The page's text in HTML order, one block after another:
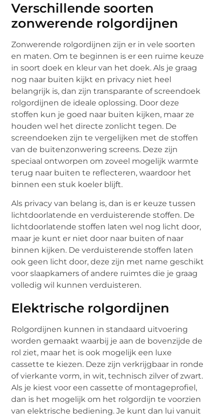
Verschillende soorten
zonwerende rolgordijnen
Zonwerende rolgordijnen zijn er in vele soorten
en maten. Om te beginnen is er een ruime keuze
in soort doek en kleur van het doek. Als je graag
nog naar buiten kijkt en privacy niet heel
belangrijk is, dan zijn transparante of screendoek
rolgordijnen de ideale oplossing. Door deze
stoffen kun je goed naar buiten kijken, maar ze
houden wel het directe zonlicht tegen. De
screendoeken zijn te vergelijken met de stoffen
van de buitenzonwering screens. Deze zijn
speciaal ontworpen om zoveel mogelijk warmte
terug naar buiten te reflecteren, waardoor het
binnen een stuk koeler blijft.
Als privacy van belang is, dan is er keuze tussen
lichtdoorlatende en verduisterende stoffen. De
lichtdoorlatende stoffen laten wel nog licht door,
maar je kunt er niet door naar buiten of naar
binnen kijken. De verduisterende stoffen laten
ook geen licht door, deze zijn met name geschikt
voor slaapkamers of andere ruimtes die je graag
volledig wil kunnen verduisteren.
Elektrische rolgordijnen
Rolgordijnen kunnen in standaard uitvoering
worden gemaakt waarbij je aan de bovenzijde de
rol ziet, maar het is ook mogelijk een luxe
cassette te kiezen. Deze zijn verkrijgbaar in ronde
of vierkante vorm, in wit, technisch zilver of zwart.
Als je kiest voor een cassette of montageprofiel,
dan is het mogelijk om het rolgordijn te voorzien
van elektrische bediening. Je kunt dan lui vanuit